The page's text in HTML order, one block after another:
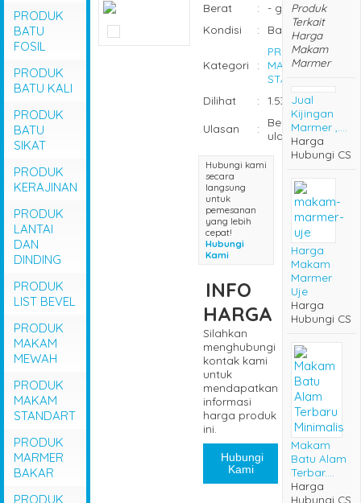
Berat :
- gram
Kondisi
: Baru
Kategori :
PRODUK
MAKAM
STANDART
Dilihat
: 1.531 kali
Ulasan :
Belum ada
ulasan
Hubungi kami
secara
langsung
untuk
pemesanan
yang lebih
cepat!
Hubungi
Kami
INFO
HARGA
Silahkan
menghubungi
kontak kami
untuk
mendapatkan
informasi
harga produk
ini.
Hubungi
Kami
Produk
Terkait
Harga
Makam
Marmer
Jual
Kijingan
Marmer ,....
Harga
Hubungi CS
Harga
Makam
Marmer
Uje
Harga
Hubungi CS
Makam
Batu Alam
Terbar....
Harga
Hubungi CS
PRODUK
BATU
FOSIL
PRODUK
BATU KALI
PRODUK
BATU
SIKAT
PRODUK
KERAJINAN
PRODUK
LANTAI
DAN
DINDING
PRODUK
LIST BEVEL
PRODUK
MAKAM
MEWAH
PRODUK
MAKAM
STANDART
PRODUK
MARMER
BAKAR
PRODUK